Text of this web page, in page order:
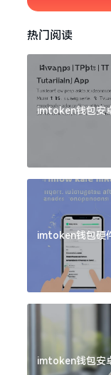
热门阅读
imtoken钱包安
imtoken钱包硬
imtoken钱包安